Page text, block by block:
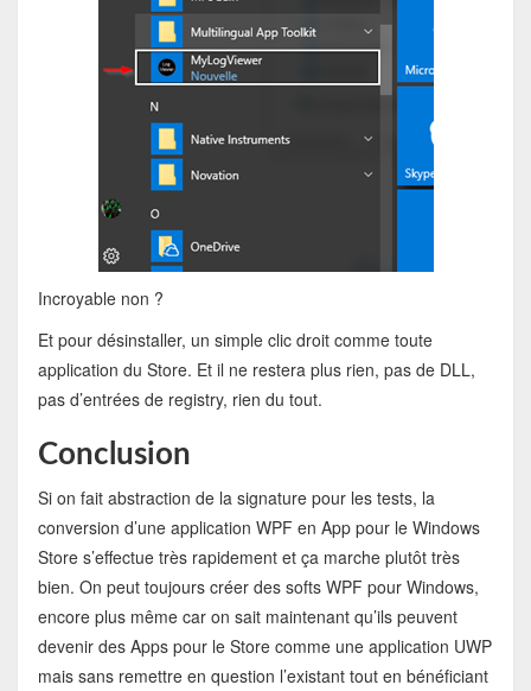
Incroyable non ?
Et pour désinstaller, un simple clic droit comme toute
application du Store. Et il ne restera plus rien, pas de DLL,
pas d’entrées de registry, rien du tout.
Conclusion
Si on fait abstraction de la signature pour les tests, la
conversion d’une application WPF en App pour le Windows
Store s’effectue très rapidement et ça marche plutôt très
bien. On peut toujours créer des softs WPF pour Windows,
encore plus même car on sait maintenant qu’ils peuvent
devenir des Apps pour le Store comme une application UWP
mais sans remettre en question l’existant tout en bénéficiant